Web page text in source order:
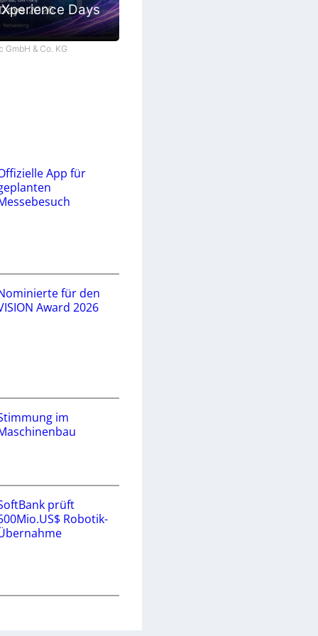
Days
GmbH & Co. KG
App für
für den
Award 2026
im
prüft
Robotik-